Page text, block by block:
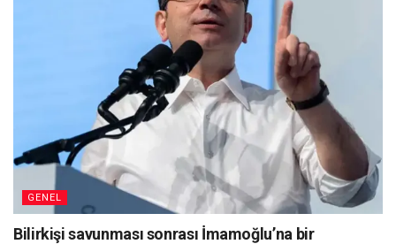
GENEL
Bilirkişi savunması sonrası İmamoğlu’na bir